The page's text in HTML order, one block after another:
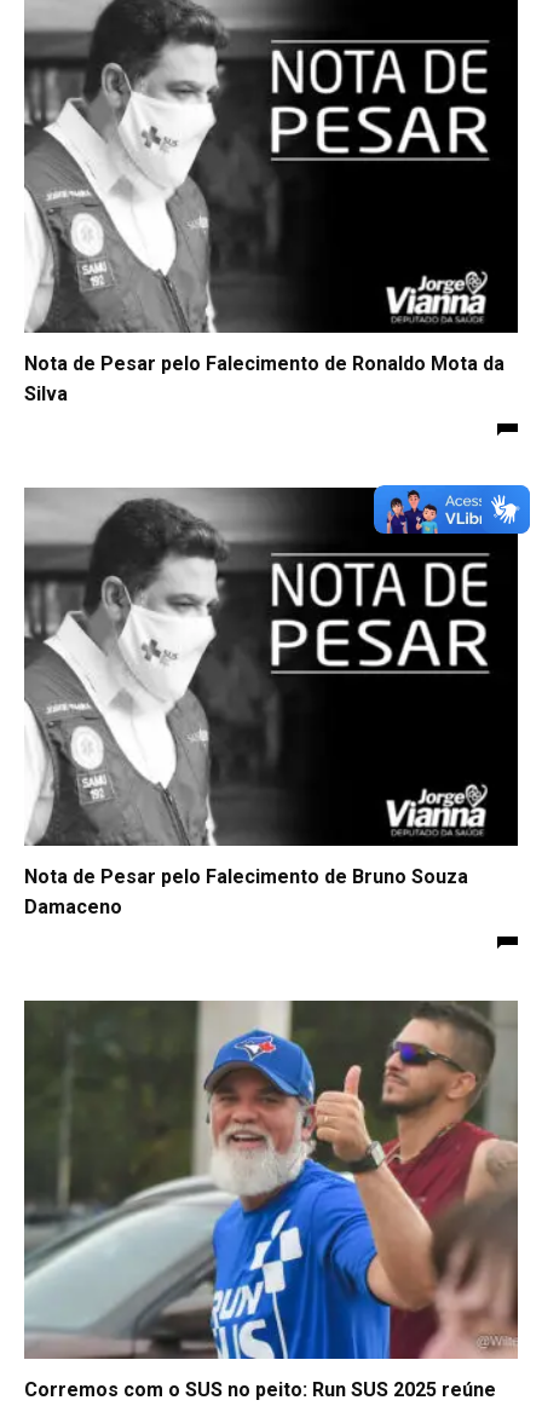
Nota de Pesar pelo Falecimento de Ronaldo Mota da
Silva
Nota de Pesar pelo Falecimento de Bruno Souza
Damaceno
Corremos com o SUS no peito: Run SUS 2025 reúne